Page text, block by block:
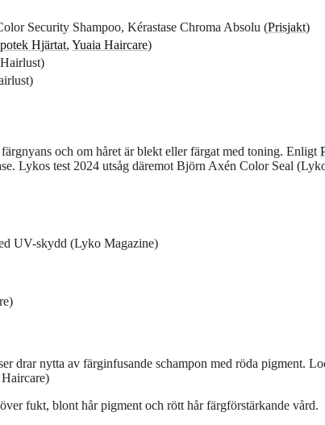
Security Shampoo, Kérastase Chroma Absolu (Prisjakt)
Hjärtat, Yuaia Haircare)
och om håret är blekt eller färgat med toning. Enligt
Lykos test 2024 utsåg däremot Björn Axén Color Seal
UV-skydd (Lyko Magazine)
drar nytta av färginfusande schampon med röda pigment.
fukt, blont hår pigment och rött hår färgförstärkande vård.